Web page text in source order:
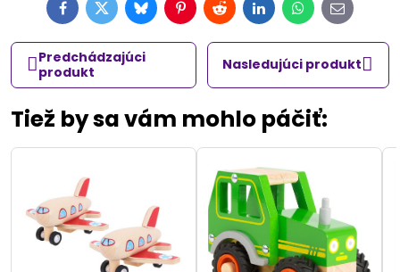
FacebookTwitterBlueskyPinterestRedditLinkedInWhatsApp
E-
mail
Predchádzajúci
produkt
Nasledujúci produkt
Tiež by sa vám mohlo páčiť: